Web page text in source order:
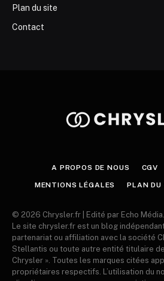
Plan du site
Contact
A PROPOS DE NOUS CGV
MENTIONS LÉGALES PLAN DU
© 2026 Chrysler.fr | Edité par Echo Média.
Le site chrysler.fr est un blog indépendant
partenariat ou affiliation avec la société
Stellantis ou toute autre entité titulaire
Chrysler ». Toutes les marques citées
propriétaires respectifs. L’utilisation du